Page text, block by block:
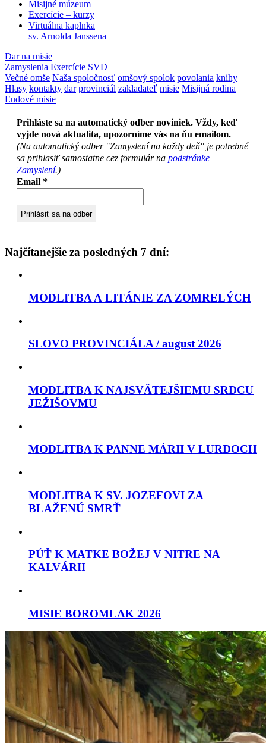
Misijné múzeum
Exercície – kurzy
Virtuálna kaplnka
sv. Arnolda Janssena
Dar na misie
Zamyslenia Exercície SVD
Večné omše Naša spoločnosť omšový spolok povolania knihy
Hlasy kontakty dar provinciál zakladateľ misie Misijná rodina
Ľudové misie
Prihláste sa na automatický odber noviniek. Vždy, keď
vyjde nová aktualita, upozorníme vás na ňu emailom.
(Na automatický odber "Zamyslení na každy deň" je potrebné
sa prihlasiť samostatne cez formulár na podstránke
Zamyslení.)
Email *
Najčítanejšie za posledných 7 dní:
MODLITBA A LITÁNIE ZA ZOMRELÝCH
SLOVO PROVINCIÁLA / august 2026
MODLITBA K NAJSVÄTEJŠIEMU SRDCU
JEŽIŠOVMU
MODLITBA K PANNE MÁRII V LURDOCH
MODLITBA K SV. JOZEFOVI ZA
BLAŽENÚ SMRŤ
PÚŤ K MATKE BOŽEJ V NITRE NA
KALVÁRII
MISIE BOROMLAK 2026